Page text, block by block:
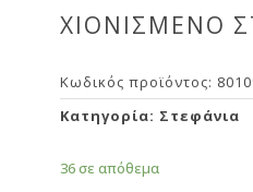
ΧΙΟΝΙΣΜΕΝΟ
Κωδικός προϊόντος:
Κατηγορία: Στεφάνια
36 σε απόθεμα